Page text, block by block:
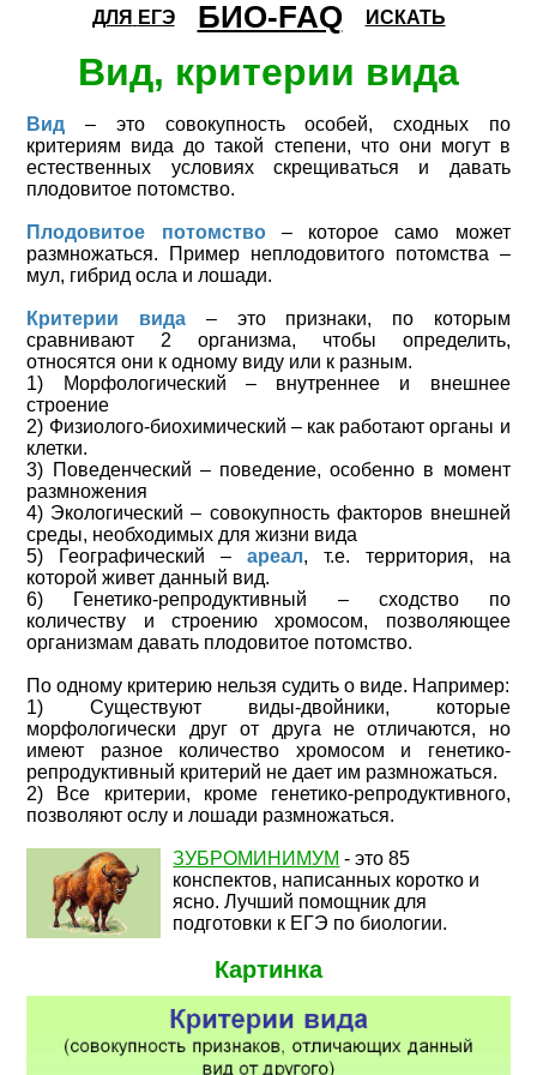
ДЛЯ ЕГЭ БИО-FAQ ИСКАТЬ
Вид, критерии вида
Вид – это совокупность особей, сходных по
критериям вида до такой степени, что они могут в
естественных условиях скрещиваться и давать
плодовитое потомство.
Плодовитое потомство– которое само может
размножаться. Пример неплодовитого потомства –
мул, гибрид осла и лошади.
Критерии вида – это признаки, по которым
сравнивают 2 организма, чтобы определить,
относятся они к одному виду или к разным.
1) Морфологический – внутреннее и внешнее
строение
2) Физиолого-биохимический – как работают органы и
клетки.
3) Поведенческий – поведение, особенно в момент
размножения
4) Экологический – совокупность факторов внешней
среды, необходимых для жизни вида
5) Географический – ареал, т.е. территория, на
которой живет данный вид.
6) Генетико-репродуктивный – сходство по
количеству и строению хромосом, позволяющее
организмам давать плодовитое потомство.
По одному критерию нельзя судить о виде. Например:
1) Существуют виды-двойники, которые
морфологически друг от друга не отличаются, но
имеют разное количество хромосом и генетико-
репродуктивный критерий не дает им размножаться.
2) Все критерии, кроме генетико-репродуктивного,
позволяют ослу и лошади размножаться.
ЗУБРОМИНИМУМ - это 85
конспектов, написанных коротко и
ясно. Лучший помощник для
подготовки к ЕГЭ по биологии.
Картинка